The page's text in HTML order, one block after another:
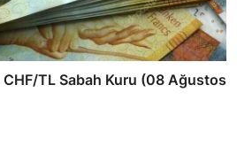
CHF/TL Sabah Kuru (08 Ağustos